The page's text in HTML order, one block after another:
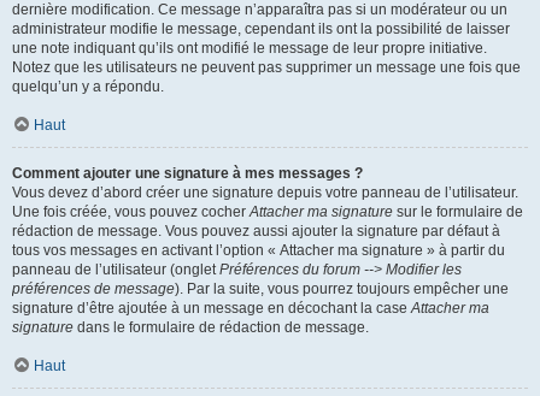
dernière modification. Ce message n’apparaîtra pas si un modérateur ou un
administrateur modifie le message, cependant ils ont la possibilité de laisser
une note indiquant qu’ils ont modifié le message de leur propre initiative.
Notez que les utilisateurs ne peuvent pas supprimer un message une fois que
quelqu’un y a répondu.
Haut
Comment ajouter une signature à mes messages ?
Vous devez d’abord créer une signature depuis votre panneau de l’utilisateur.
Une fois créée, vous pouvez cocherAttacher ma signature sur le formulaire de
rédaction de message. Vous pouvez aussi ajouter la signature par défaut à
tous vos messages en activant l’option « Attacher ma signature » à partir du
panneau de l’utilisateur (ongletPréférences du forum --> Modifier les
préférences de message). Par la suite, vous pourrez toujours empêcher une
signature d’être ajoutée à un message en décochant la caseAttacher ma
signature dans le formulaire de rédaction de message.
Haut